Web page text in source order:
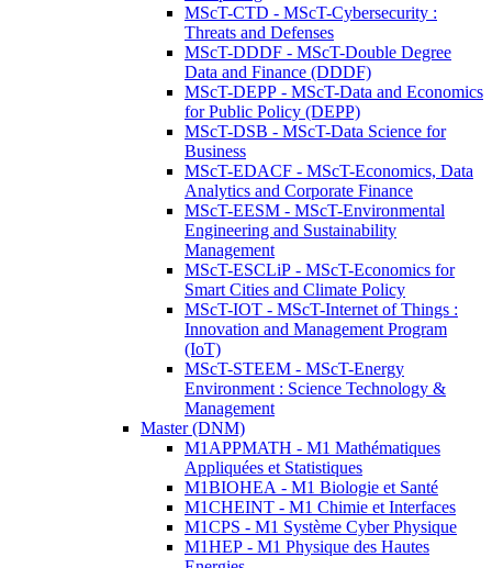
MScT-CTD - MScT-Cybersecurity :
Threats and Defenses
MScT-DDDF - MScT-Double Degree
Data and Finance (DDDF)
MScT-DEPP - MScT-Data and Economics
for Public Policy (DEPP)
MScT-DSB - MScT-Data Science for
Business
MScT-EDACF - MScT-Economics, Data
Analytics and Corporate Finance
MScT-EESM - MScT-Environmental
Engineering and Sustainability
Management
MScT-ESCLiP - MScT-Economics for
Smart Cities and Climate Policy
MScT-IOT - MScT-Internet of Things :
Innovation and Management Program
(IoT)
MScT-STEEM - MScT-Energy
Environment : Science Technology &
Management
Master (DNM)
M1APPMATH - M1 Mathématiques
Appliquées et Statistiques
M1BIOHEA - M1 Biologie et Santé
M1CHEINT - M1 Chimie et Interfaces
M1CPS - M1 Système Cyber Physique
M1HEP - M1 Physique des Hautes